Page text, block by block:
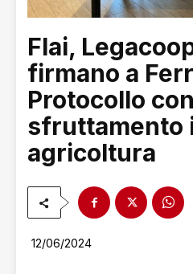
Flai,
firmano a
Protocollo
sfruttamento
agricoltura
12/06/2024